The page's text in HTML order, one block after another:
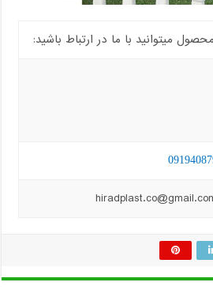
میتوانید با ما در ارتباط باشید: